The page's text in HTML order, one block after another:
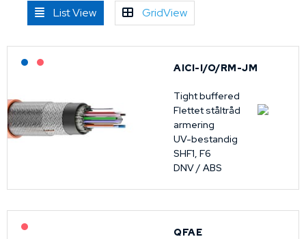
List View GridView
Lagerført: NEK Kabel
AICI-I/O/RM-JM
Tight buffered
Flettet ståltråd
armering
UV-bestandig
SHF1, F6
DNV / ABS
QFAE